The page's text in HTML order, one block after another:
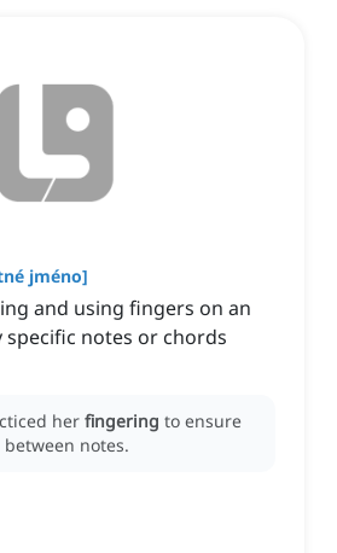
jméno]
and using fingers on an
notes or chords
her fingering to ensure
notes.